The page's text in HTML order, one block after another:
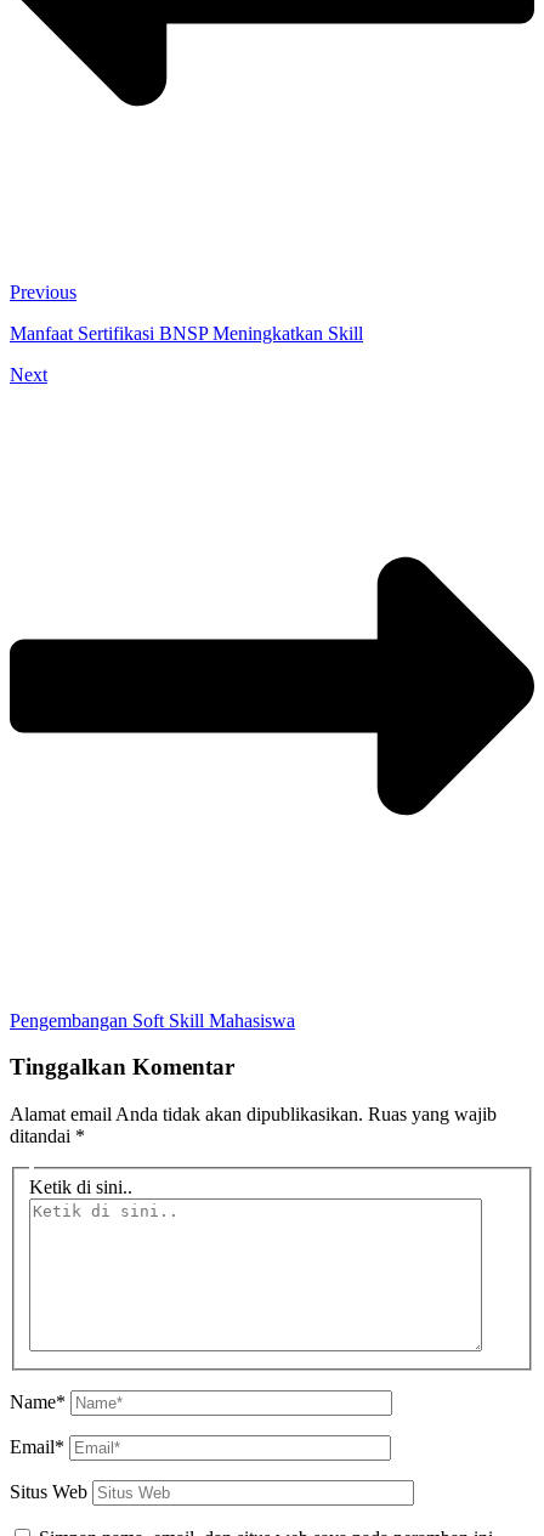
Previous
Manfaat Sertifikasi BNSP Meningkatkan Skill
Next
Pengembangan Soft Skill Mahasiswa
Tinggalkan Komentar
Alamat email Anda tidak akan dipublikasikan. Ruas yang wajib
ditandai *
Ketik di sini..
Name*
Email*
Situs Web